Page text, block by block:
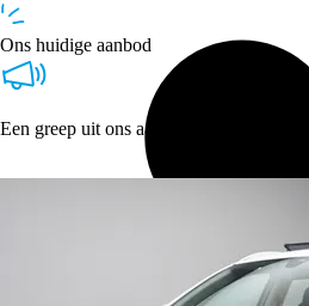
Ons huidige aanbod
Een greep uit ons aanbod